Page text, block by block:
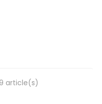
article(s)